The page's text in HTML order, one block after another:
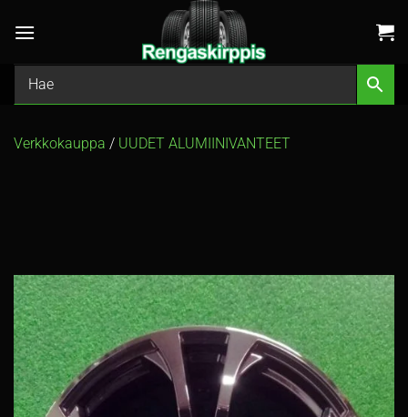
Verkkokauppa / UUDET ALUMIINIVANTEET